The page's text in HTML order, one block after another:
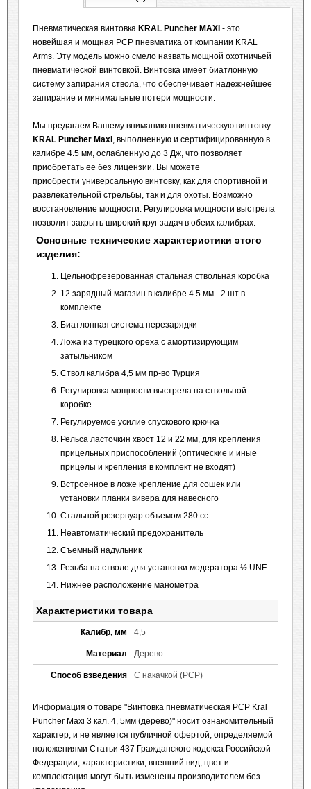
Пневматическая винтовка KRAL Puncher MAXI - это
новейшая и мощная PCP пневматика от компании KRAL
Arms. Эту модель можно смело назвать мощной охотничьей
пневматической винтовкой. Винтовка имеет биатлонную
систему запирания ствола, что обеспечивает надежнейшее
запирание и минимальные потери мощности.
Мы предагаем Вашему вниманию пневматическую винтовку
KRAL Puncher Maxi, выполненную и сертифицированную в
калибре 4.5 мм, ослабленную до 3 Дж, что позволяет
приобретать ее без лицензии. Вы можете
приобрести универсальную винтовку, как для спортивной и
развлекательной стрельбы, так и для охоты. Возможно
восстановление мощности. Регулировка мощности выстрела
позволит закрыть широкий круг задач в обеих калибрах.
Основные технические характеристики этого
изделия:
Цельнофрезерованная стальная ствольная коробка
12 зарядный магазин в калибре 4.5 мм - 2 шт в
комплекте
Биатлонная система перезарядки
Ложа из турецкого ореха c амортизирующим
затыльником
Ствол калибра 4,5 мм пр-во Турция
Регулировка мощности выстрела на ствольной
коробке
Регулируемое усилие спускового крючка
Рельса ласточкин хвост 12 и 22 мм, для крепления
прицельных приспособлений (оптические и иные
прицелы и крепления в комплект не входят)
Встроенное в ложе крепление для сошек или
установки планки вивера для навесного
Стальной резервуар объемом 280 сс
Неавтоматический предохранитель
Съемный надульник
Резьба на стволе для установки модератора ½ UNF
Нижнее расположение манометра
Характеристики товара
Калибр, мм 4,5
Материал Дерево
Способ взведения С накачкой (PCP)
Информация о товаре "Винтовка пневматическая PCP Kral
Puncher Maxi 3 кал. 4, 5мм (дерево)" носит ознакомительный
характер, и не является публичной офертой, определяемой
положениями Статьи 437 Гражданского кодекса Российской
Федерации, характеристики, внешний вид, цвет и
комплектация могут быть изменены производителем без